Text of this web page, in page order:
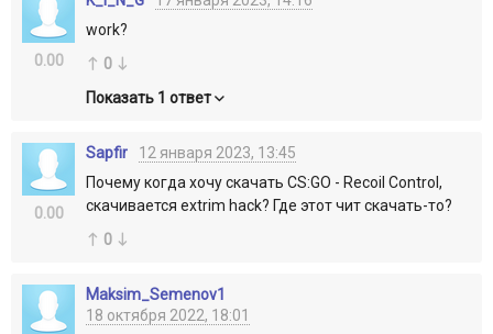
0.00
work?
0
Показать 1 ответ
0.00
Sapfir
12 января 2023, 13:45
Почему когда хочу скачать CS:GO - Recoil Control,
скачивается extrim hack? Где этот чит скачать-то?
0
Maksim_Semenov1
18 октября 2022, 18:01